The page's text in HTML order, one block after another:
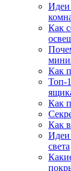
Идеи
Как
Как
Топ-
Как
Как
Идеи
света